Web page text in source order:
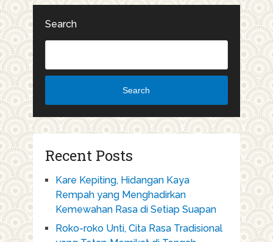
Search
Search
Recent Posts
Kare Kepiting, Hidangan Kaya
Rempah yang Menghadirkan
Kemewahan Rasa di Setiap Suapan
Roko-roko Unti, Cita Rasa Tradisional